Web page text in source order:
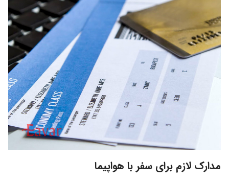
مدارک لازم برای سفر با هواپیما